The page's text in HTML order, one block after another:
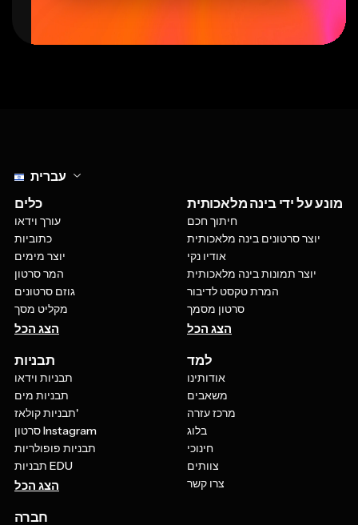
עברית
כלים
עורך וידאו
כתוביות
יוצר מימים
המר סרטון
גוזם סרטונים
מקליט מסך
הצג הכל
מונע על ידי בינה מלאכותית
חיתוך חכם
יוצר סרטונים בינה מלאכותית
אודיו נקי
יוצר תמונות בינה מלאכותית
המרת טקסט לדיבור
סרטון מסמך
הצג הכל
תבניות
תבניות וידאו
תבניות מים
תבניות קולאז'
סרטון Instagram
תבניות פופולריות
תבניות EDU
הצג הכל
למד
אודותינו
משאבים
מרכז עזרה
בלוג
חינוכי
צוותים
צרו קשר
חברה